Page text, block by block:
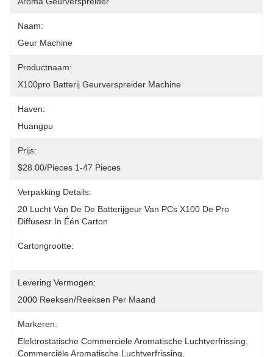
Naam:
Geur Machine
Productnaam:
X100pro Batterij Geurverspreider Machine
Haven:
Huangpu
Prijs:
$28.00/pieces 1-47 Pieces
Verpakking Details:
20 Lucht Van De De Batterijgeur Van PCs X100 De Pro
Diffusesr In Één Carton
Cartongrootte:
Levering Vermogen:
2000 Reeksen/reeksen Per Maand
Markeren:
Elektrostatische Commerciële Aromatische Luchtverfrissing
Commerciële Aromatische Luchtverfrissing